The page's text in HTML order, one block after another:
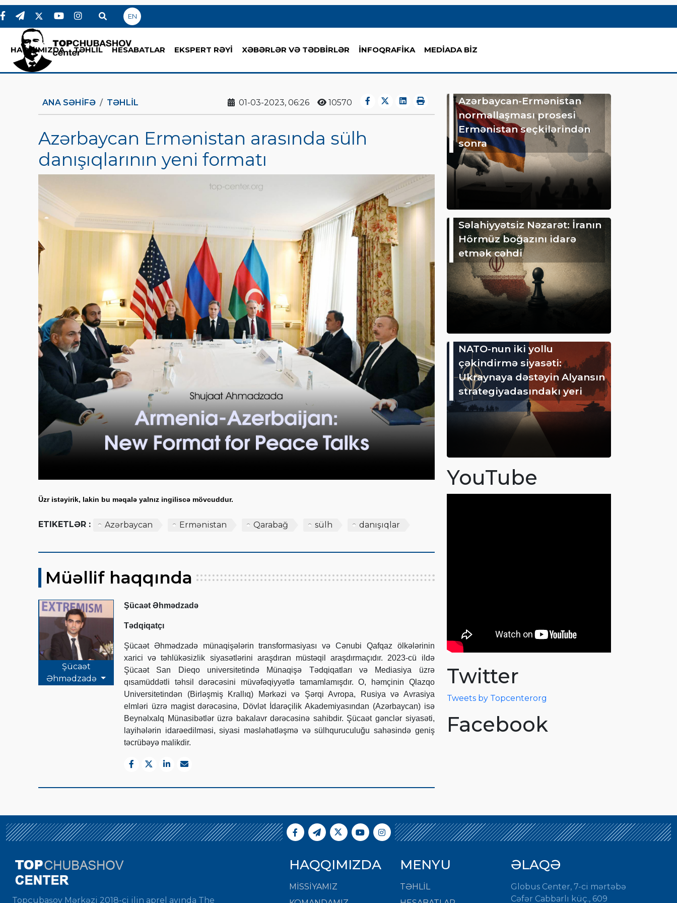
EN
HAQQIMIZDA TƏHLİL HESABATLAR EKSPERT RƏYİ XƏBƏRLƏR VƏ TƏDBİRLƏR İNFOQRAFİKA MEDİADA BİZ
ANA SƏHIFƏ TƏHLİL 01-03-2023, 06:26 10570
Azərbaycan Ermənistan arasında sülh
danışıqlarının yeni formatı
Üzr istəyirik, lakin bu məqalə yalnız ingiliscə mövcuddur.
ETIKETLƏR : Azərbaycan Ermənistan Qarabağ sülh danışıqlar
Müəllif haqqında
Şücaət
Əhmədzadə
Şücaət Əhmədzadə
Tədqiqatçı
Şücaət Əhmədzadə münaqişələrin transformasiyası və Cənubi Qafqaz ölkələrinin
xarici və təhlükəsizlik siyasətlərini araşdıran müstəqil araşdırmaçıdır. 2023-cü ildə
Şücaət San Dieqo universitetində Münaqişə Tədqiqatları və Mediasiya üzrə
qısamüddətli təhsil dərəcəsini müvəfəqiyyətlə tamamlamışdır. O, həmçinin Qlazqo
Universitetindən (Birləşmiş Krallıq) Mərkəzi və Şərqi Avropa, Rusiya və Avrasiya
elmləri üzrə magist dərəcəsinə, Dövlət İdarəçilik Akademiyasından (Azərbaycan) isə
Beynəlxalq Münasibətlər üzrə bakalavr dərəcəsinə sahibdir. Şücaət gənclər siyasəti,
layihələrin idarəedilməsi, siyasi məsləhətləşmə və sülhquruculuğu sahəsində geniş
təcrübəyə malikdir.
Azərbaycan-Ermənistan
normallaşması prosesi
Ermənistan seçkilərindən
sonra
Səlahiyyətsiz Nəzarət: İranın
Hörmüz boğazını idarə
etmək cəhdi
NATO-nun iki yollu
çəkindirmə siyasəti:
Ukraynaya dəstəyin Alyansın
strategiyadasındakı yeri
YouTube
Twitter
Tweets by Topcenterorg
Facebook
Topçubaşov Mərkəzi 2018-ci ilin aprel ayında The
HAQQIMIZDA
MISSIYAMIZ
MENYU
TƏHLİL
ƏLAQƏ
Globus Center, 7-ci mərtəbə
Cəfər Cabbarlı küç., 609